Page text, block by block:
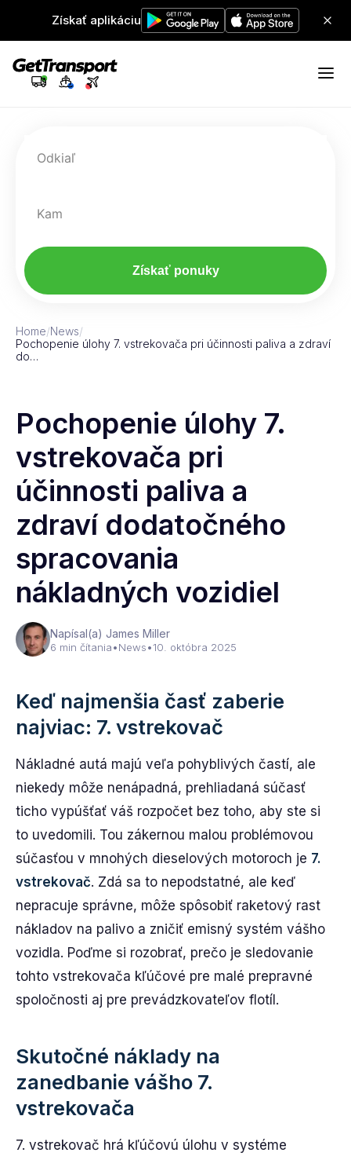
Získať aplikáciu
Odkiaľ
Kam
Získať ponuky
Home/News/
Pochopenie úlohy 7. vstrekovača pri účinnosti paliva a zdraví
do…
Pochopenie úlohy 7.
vstrekovača pri
účinnosti paliva a
zdraví dodatočného
spracovania
nákladných vozidiel
Napísal(a) James Miller
6 min čítania•News•10. októbra 2025
Keď najmenšia časť zaberie
najviac: 7. vstrekovač
Nákladné autá majú veľa pohyblivých častí, ale
niekedy môže nenápadná, prehliadaná súčasť
ticho vypúšťať váš rozpočet bez toho, aby ste si
to uvedomili. Tou zákernou malou problémovou
súčasťou v mnohých dieselových motoroch je 7.
vstrekovač. Zdá sa to nepodstatné, ale keď
nepracuje správne, môže spôsobiť raketový rast
nákladov na palivo a zničiť emisný systém vášho
vozidla. Poďme si rozobrať, prečo je sledovanie
tohto vstrekovača kľúčové pre malé prepravné
spoločnosti aj pre prevádzkovateľov flotíl.
Skutočné náklady na
zanedbanie vášho 7.
vstrekovača
7. vstrekovač hrá kľúčovú úlohu v systéme